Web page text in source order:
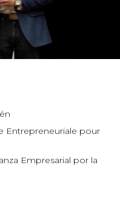
Entrepreneuriale pour
Empresarial por la